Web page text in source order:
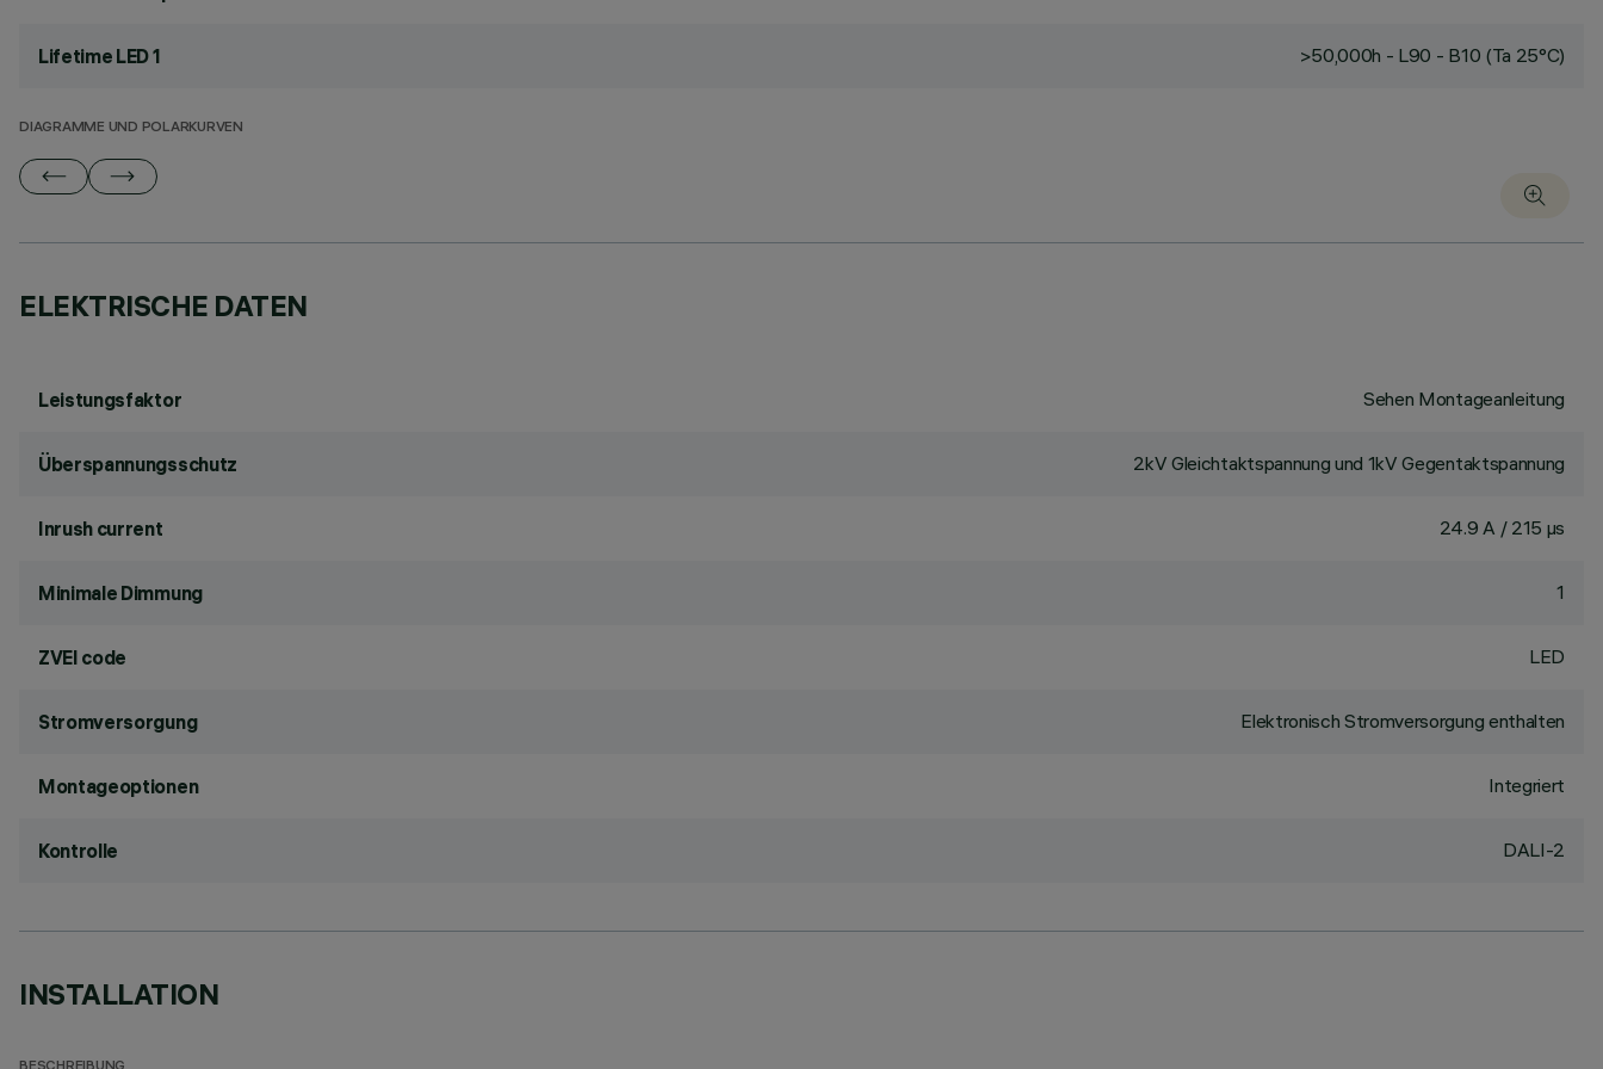
Lifetime LED 1 >50,000h - L90 - B10 (Ta 25°C)
DIAGRAMME UND POLARKURVEN
ELEKTRISCHE DATEN
Leistungsfaktor Sehen Montageanleitung
Überspannungsschutz 2kV Gleichtaktspannung und 1kV Gegentaktspannung
Inrush current 24.9 A / 215 µs
Minimale Dimmung 1
ZVEI code LED
Stromversorgung Elektronisch Stromversorgung enthalten
Montageoptionen Integriert
Kontrolle DALI-2
INSTALLATION